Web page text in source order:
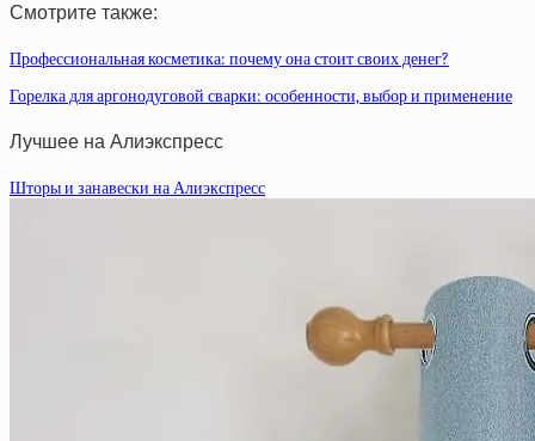
Смотрите также:
Профессиональная косметика: почему она стоит своих денег?
Горелка для аргонодуговой сварки: особенности, выбор и применение
Лучшее на Алиэкспресс
Шторы и занавески на Алиэкспресс